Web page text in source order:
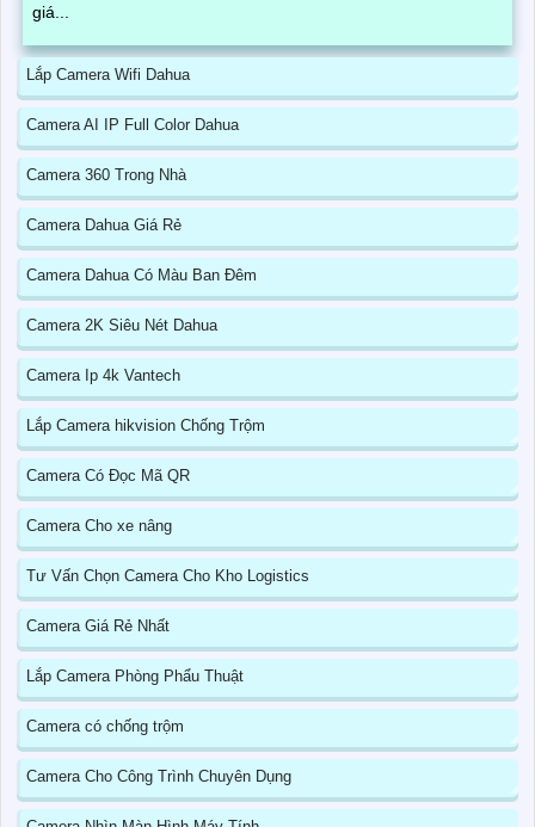
giá...
Lắp Camera Wifi Dahua
Camera AI IP Full Color Dahua
Camera 360 Trong Nhà
Camera Dahua Giá Rẻ
Camera Dahua Có Màu Ban Đêm
Camera 2K Siêu Nét Dahua
Camera Ip 4k Vantech
Lắp Camera hikvision Chống Trộm
Camera Có Đọc Mã QR
Camera Cho xe nâng
Tư Vấn Chọn Camera Cho Kho Logistics
Camera Giá Rẻ Nhất
Lắp Camera Phòng Phẩu Thuật
Camera có chống trộm
Camera Cho Công Trình Chuyên Dụng